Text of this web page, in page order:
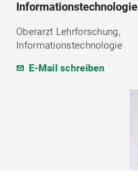
Informationstechnologie
Oberarzt Lehrforschung,
Informationstechnologie
E-Mail schreiben